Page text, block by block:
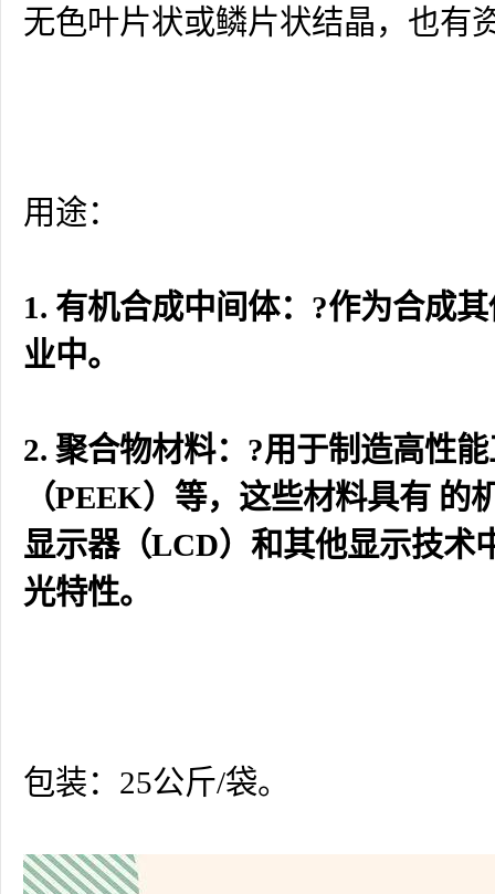
无色叶片状或鳞片状结晶，也有
用途：
1. 有机合成中间体：?作为合成
业中。
2. 聚合物材料：?用于制造高性
（PEEK）等，这些材料具有
显示器（LCD）和其他显示技术
光特性。
包装：25公斤/袋。